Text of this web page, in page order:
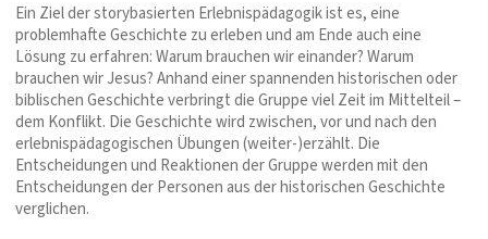
Ein Ziel der storybasierten Erlebnispädagogik ist es, eine
problemhafte Geschichte zu erleben und am Ende auch eine
Lösung zu erfahren: Warum brauchen wir einander? Warum
brauchen wir Jesus? Anhand einer spannenden historischen oder
biblischen Geschichte verbringt die Gruppe viel Zeit im Mittelteil –
dem Konflikt. Die Geschichte wird zwischen, vor und nach den
erlebnispädagogischen Übungen (weiter-)erzählt. Die
Entscheidungen und Reaktionen der Gruppe werden mit den
Entscheidungen der Personen aus der historischen Geschichte
verglichen.